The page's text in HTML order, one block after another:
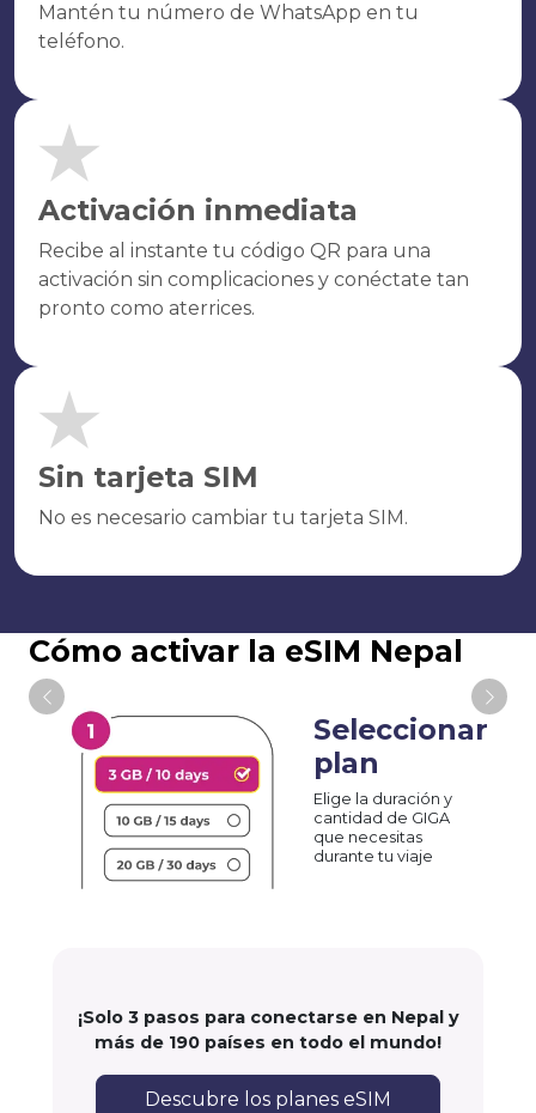
Mantén tu número de WhatsApp en tu
teléfono.
Activación inmediata
Recibe al instante tu código QR para una
activación sin complicaciones y conéctate tan
pronto como aterrices.
Sin tarjeta SIM
No es necesario cambiar tu tarjeta SIM.
Cómo activar la eSIM Nepal
Seleccionar
plan
Elige la duración y
cantidad de GIGA
que necesitas
durante tu viaje
¡Solo 3 pasos para conectarse en Nepal y
más de 190 países en todo el mundo!
Descubre los planes eSIM